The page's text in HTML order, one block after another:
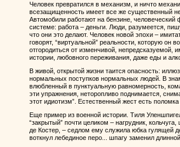
Человек превратился в механизм, и ничто
всезащищенность имеет все же существенный
Автомобили работают на бензине,
системе: работа – деньги. Люди, разумеется,
что они это делают. Человек новой эпохи –
говорят, “виртуальной” реальности, которую он
отгородиться от изменчивой, непредсказуемой,
истории, любовного переживания, даже еды и
В живой, открытой жизни таится опасность:
нормальных поступков нормальных людей. В
влюбленный в пунктуальную равномерность,
эти упражнения, неторопливо поднимается,
этот идиотизм”. Естественный жест есть
Еще пример из военной истории. Тиля
“закрытый” почти целиком – нагрудник,
де Костер, – седлом ему служила юбка гулящей
воткнул лебединое перо... шпагу заменил